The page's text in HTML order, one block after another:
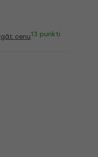
cenu13 punkti